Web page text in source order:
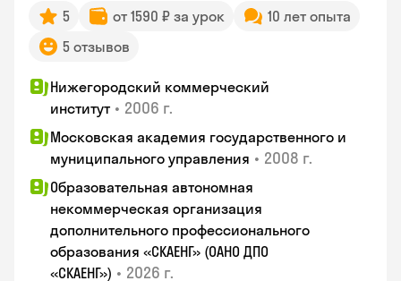
5 от 1590 ₽ за урок
10 лет опыта
5 отзывов
Нижегородский коммерческий
институт • 2006 г.
Московская академия государственного и
муниципального управления • 2008 г.
Образовательная автономная
некоммерческая организация
дополнительного профессионального
образования «СКАЕНГ» (ОАНО ДПО
«СКАЕНГ») • 2026 г.